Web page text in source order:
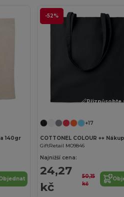
si to!
140gr
-52%
Přizpůsobte
+17
GiftRetail MO9846
Najnižší cena:
24,27
kč
50,15
kč